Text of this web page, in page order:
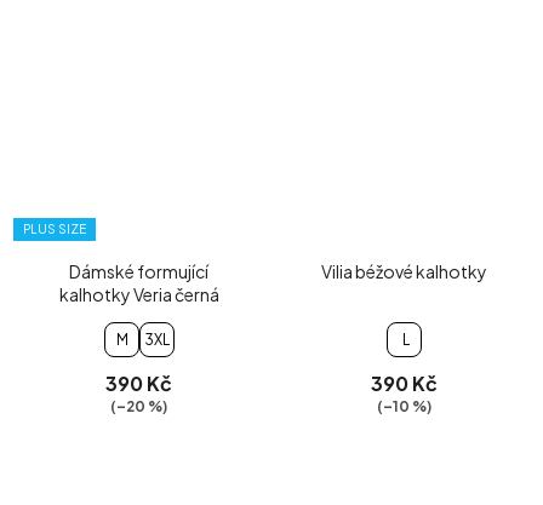
PLUS SIZE
Dámské formující
kalhotky Veria černá
M 3XL
390 Kč
(–20 %)
Vilia béžové kalhotky
390 Kč
(–10 %)